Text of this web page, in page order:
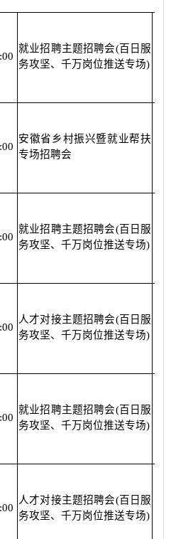
就业招聘主题招聘会(百日服
务攻坚、千万岗位推送专场)
安徽省乡村振兴暨就业帮扶
专场招聘会
就业招聘主题招聘会(百日服
务攻坚、千万岗位推送专场)
人才对接主题招聘会(百日服
务攻坚、千万岗位推送专场)
就业招聘主题招聘会(百日服
务攻坚、千万岗位推送专场)
人才对接主题招聘会(百日服
务攻坚、千万岗位推送专场)